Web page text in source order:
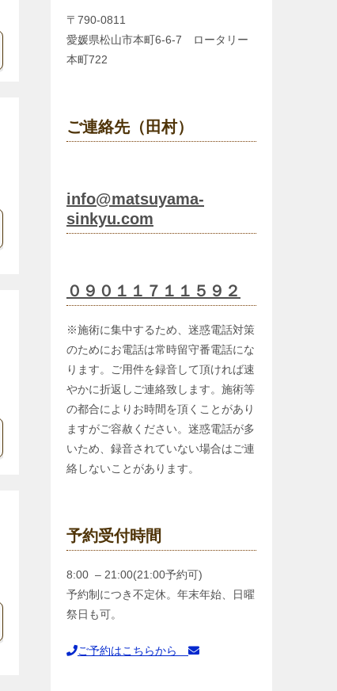
〒790-0811
愛媛県松山市本町6-6-7 ロータリー
本町722
ご連絡先（田村）
info@matsuyama-
sinkyu.com
０９０１１７１１５９２
※施術に集中するため、迷惑電話対策
のためにお電話は常時留守番電話にな
ります。ご用件を録音して頂ければ速
やかに折返しご連絡致します。施術等
の都合によりお時間を頂くことがあり
ますがご容赦ください。迷惑電話が多
いため、録音されていない場合はご連
絡しないことがあります。
予約受付時間
8:00 – 21:00(21:00予約可)
予約制につき不定休。年末年始、日曜
祭日も可。
ご予約はこちらから